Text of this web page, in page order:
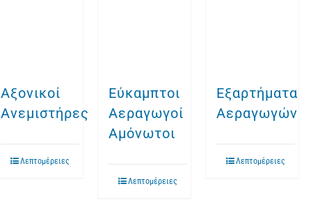
Αξονικοί
Ανεμιστήρες
Λεπτομέρειες
Εύκαμπτοι
Αεραγωγοί
Αμόνωτοι
Λεπτομέρειες
Εξαρτήματα
Αεραγωγών
Λεπτομέρειες